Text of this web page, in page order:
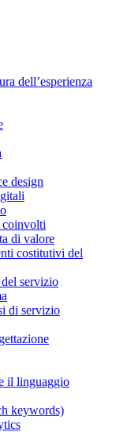
dell’esperienza
design
coinvolti
di valore
costitutivi del
servizio
di servizio
il linguaggio
keywords)